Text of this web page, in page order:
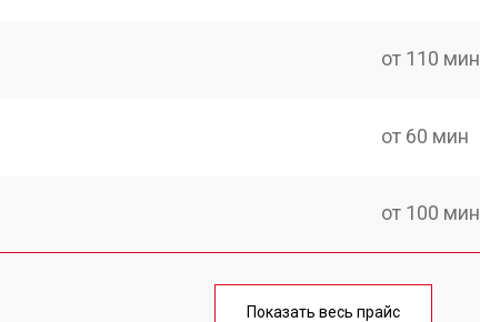
от 110 мин
от 60 мин
от 100 мин
от 60 мин
Показать весь прайс